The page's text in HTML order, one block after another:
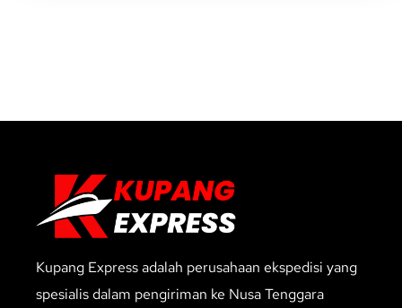
Kupang Express adalah perusahaan ekspedisi yang
spesialis dalam pengiriman ke Nusa Tenggara